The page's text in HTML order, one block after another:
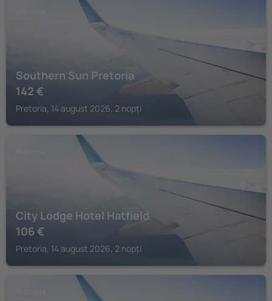
Southern Sun Pretoria
142 €
Pretoria, 14 august 2026, 2 nopți
City Lodge Hotel Hatfield
106 €
Pretoria, 14 august 2026, 2 nopți